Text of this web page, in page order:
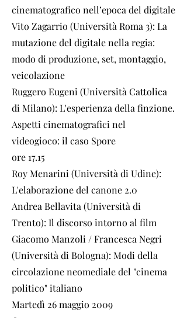
cinematografico nell’epoca del digitale
Vito Zagarrio (Università Roma 3): La
mutazione del digitale nella regia:
modo di produzione, set, montaggio,
veicolazione
Ruggero Eugeni (Università Cattolica
di Milano): L'esperienza della finzione.
Aspetti cinematografici nel
videogioco: il caso Spore
ore 17.15
Roy Menarini (Università di Udine):
L'elaborazione del canone 2.0
Andrea Bellavita (Università di
Trento): Il discorso intorno al film
Giacomo Manzoli / Francesca Negri
(Università di Bologna): Modi della
circolazione neomediale del "cinema
politico" italiano
Martedì 26 maggio 2009